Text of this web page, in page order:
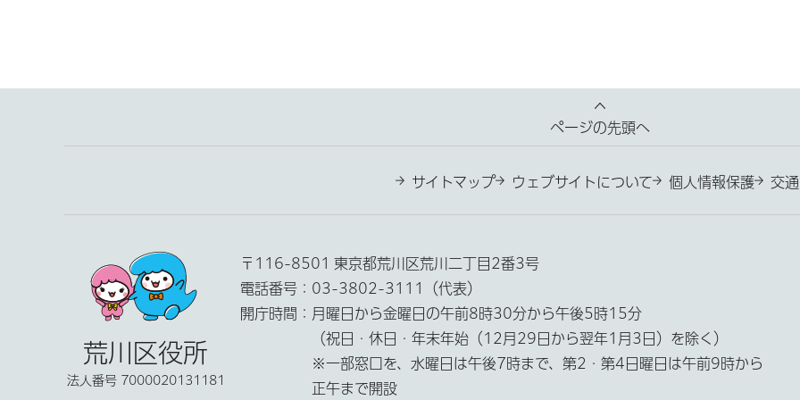
ページの先頭へ
サイトマップ ウェブサイトについて 個人情報保護 交
荒川区役所
法人番号 7000020131181
〒116-8501 東京都荒川区荒川二丁目2番3号
電話番号： 03-3802-3111（代表）
開庁時間： 月曜日から金曜日の午前8時30分から午後5時15分
（祝日・休日・年末年始（12月29日から翌年1月3日）を除く）
※一部窓口を、水曜日は午後7時まで、第2・第4日曜日は午前9時から
正午まで開設